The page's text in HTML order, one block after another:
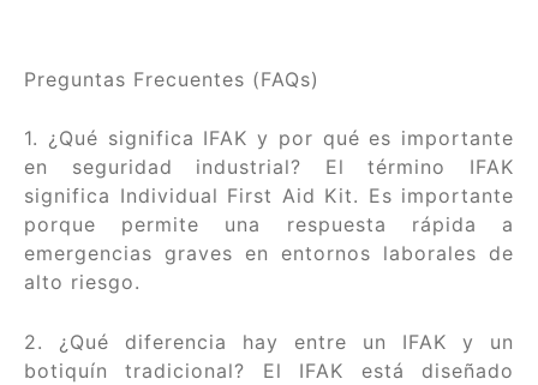
Preguntas Frecuentes (FAQs)
1. ¿Qué significa IFAK y por qué es importante
en seguridad industrial? El término IFAK
significa Individual First Aid Kit. Es importante
porque permite una respuesta rápida a
emergencias graves en entornos laborales de
alto riesgo.
2. ¿Qué diferencia hay entre un IFAK y un
botiquín tradicional? El IFAK está diseñado